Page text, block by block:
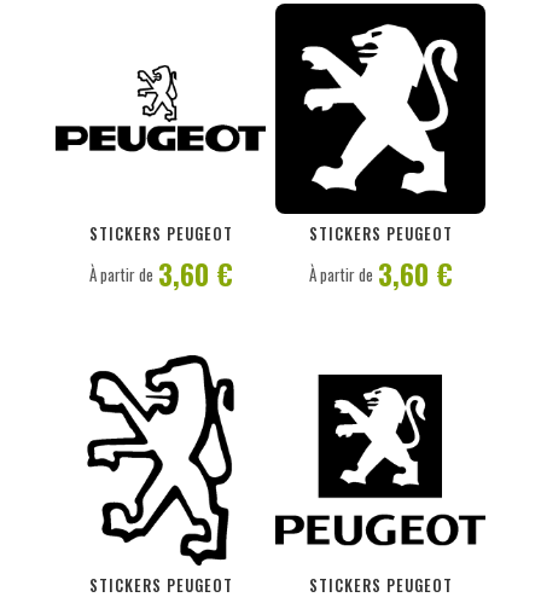
STICKERS PEUGEOT
À partir de 3,60 €
STICKERS PEUGEOT
PERSONNALISER
À partir de 3,60 €
STICKERS PEUGEOT
PERSONNALISER
STICKERS PEUGEOT